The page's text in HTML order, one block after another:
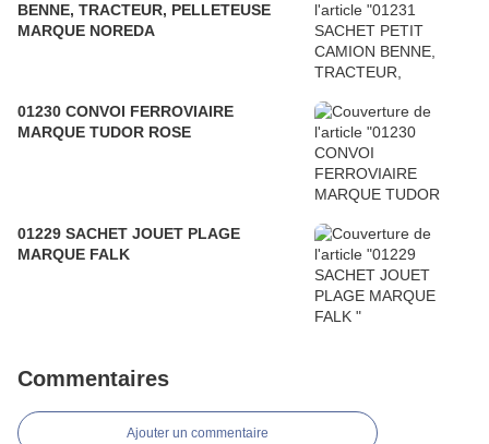
BENNE, TRACTEUR, PELLETEUSE
MARQUE NOREDA
01230 CONVOI FERROVIAIRE
MARQUE TUDOR ROSE
01229 SACHET JOUET PLAGE
MARQUE FALK
Commentaires
Ajouter un commentaire